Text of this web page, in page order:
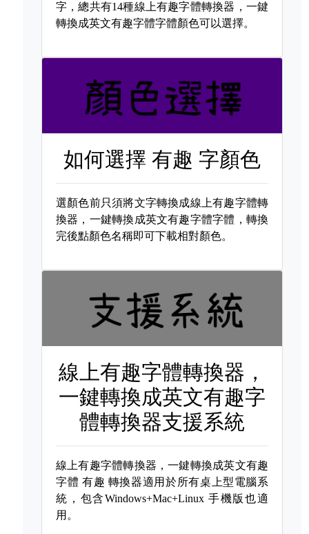
字，總共有14種線上有趣字體轉換器，一鍵
轉換成英文有趣字體字體顏色可以選擇。
如何選擇有趣 字顏色
選顏色前只須將文字轉換成線上有趣字體轉
換器，一鍵轉換成英文有趣字體字體，轉換
完後點顏色名稱即可下載相對顏色。
線上有趣字體轉換器，
一鍵轉換成英文有趣字
體轉換器支援系統
線上有趣字體轉換器，一鍵轉換成英文有趣
字體 有趣 轉換器適用於所有桌上型電腦系
統，包含Windows+Mac+Linux 手機版也適
用。